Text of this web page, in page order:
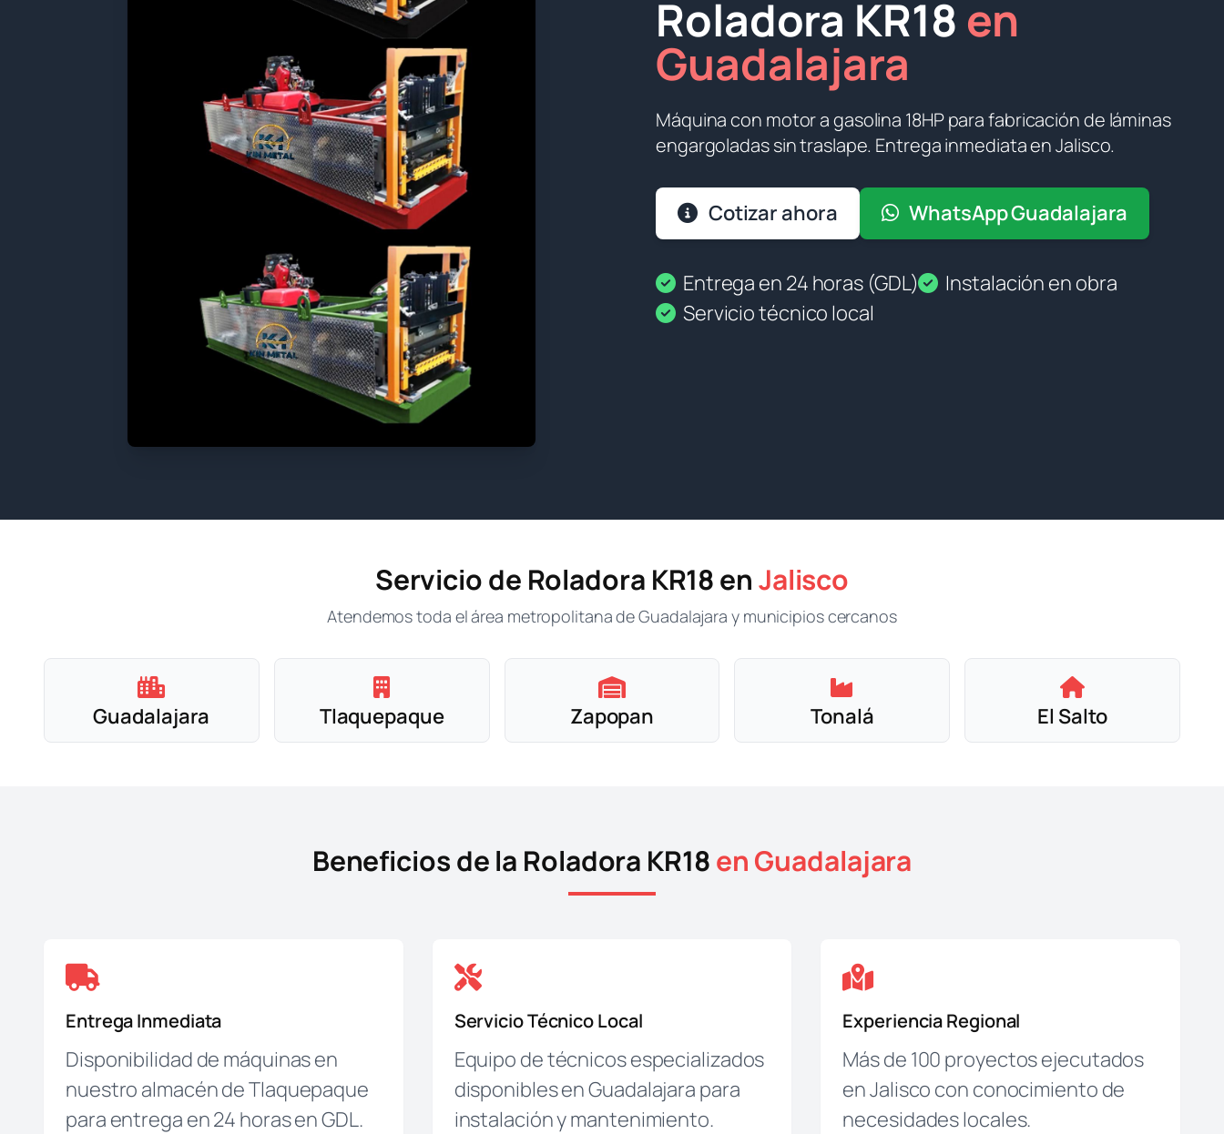
Roladora KR18 en
Guadalajara
Máquina con motor a gasolina 18HP para fabricación de láminas
engargoladas sin traslape. Entrega inmediata en Jalisco.
Cotizar ahora WhatsApp Guadalajara
Entrega en 24 horas (GDL)
Instalación en obra
Servicio técnico local
Servicio de Roladora KR18 enJalisco
Atendemos toda el área metropolitana de Guadalajara y municipios cercanos
Guadalajara Tlaquepaque Zapopan Tonalá El Salto
Beneficios de la Roladora KR18en Guadalajara
Entrega Inmediata
Disponibilidad de máquinas en
nuestro almacén de Tlaquepaque
para entrega en 24 horas en GDL.
Servicio Técnico Local
Equipo de técnicos especializados
disponibles en Guadalajara para
instalación y mantenimiento.
Experiencia Regional
Más de 100 proyectos ejecutados
en Jalisco con conocimiento de
necesidades locales.